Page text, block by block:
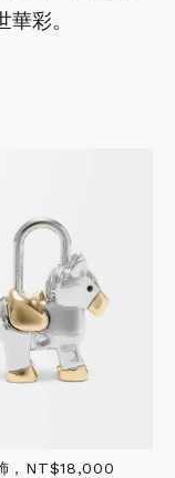
彩。
，NT$18,000